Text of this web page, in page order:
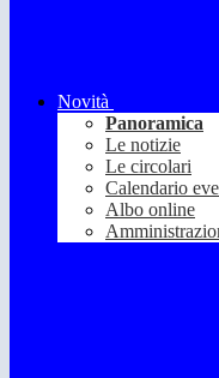
Novità
Panoramica
Le notizie
Le circolari
Calendario
Albo online